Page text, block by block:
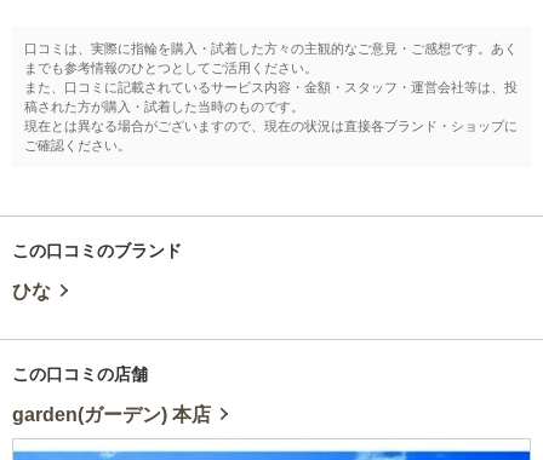
口コミは、実際に指輪を購入・試着した方々の主観的なご意見・ご感想です。あく
までも参考情報のひとつとしてご活用ください。
また、口コミに記載されているサービス内容・金額・スタッフ・運営会社等は、投
稿された方が購入・試着した当時のものです。
現在とは異なる場合がございますので、現在の状況は直接各ブランド・ショップに
ご確認ください。
この口コミのブランド
ひな
この口コミの店舗
garden(ガーデン) 本店